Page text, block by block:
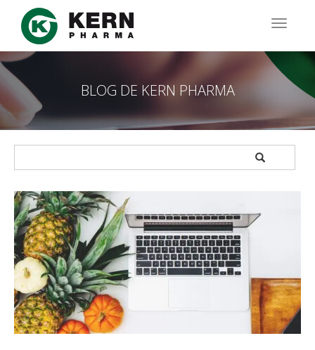
Pasar
contenido
principal
BLOG DE KERN PHARMA
APPLY